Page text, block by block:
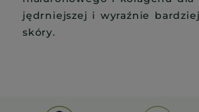
jędrniejszej i wyraźnie
skóry.